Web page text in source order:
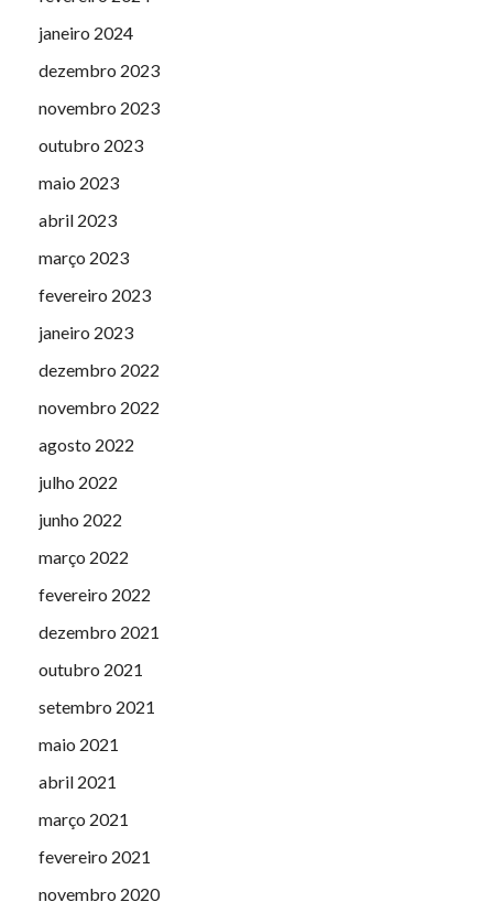
janeiro 2024
dezembro 2023
novembro 2023
outubro 2023
maio 2023
abril 2023
março 2023
fevereiro 2023
janeiro 2023
dezembro 2022
novembro 2022
agosto 2022
julho 2022
junho 2022
março 2022
fevereiro 2022
dezembro 2021
outubro 2021
setembro 2021
maio 2021
abril 2021
março 2021
fevereiro 2021
novembro 2020